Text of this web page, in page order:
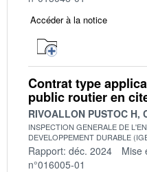
Accéder à la notice
Contrat type
public routier en
RIVOALLON PUSTOC H,
INSPECTION GENERALE DE
DEVELOPPEMENT DURABLE
Rapport: déc. 2024 Mise
n°016005-01